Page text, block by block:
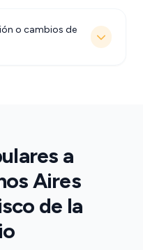
o cambios de
a
Aires
de la